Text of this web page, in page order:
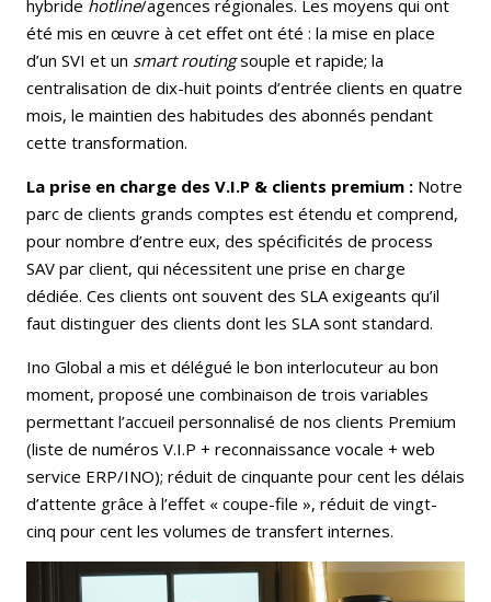
hybride hotline/agences régionales. Les moyens qui ont
été mis en œuvre à cet effet ont été : la mise en place
d’un SVI et un smart routingsouple et rapide; la
centralisation de dix-huit points d’entrée clients en quatre
mois, le maintien des habitudes des abonnés pendant
cette transformation.
La prise en charge des V.I.P & clients premium : Notre
parc de clients grands comptes est étendu et comprend,
pour nombre d’entre eux, des spécificités de process
SAV par client, qui nécessitent une prise en charge
dédiée. Ces clients ont souvent des SLA exigeants qu’il
faut distinguer des clients dont les SLA sont standard.
Ino Global a mis et délégué le bon interlocuteur au bon
moment, proposé une combinaison de trois variables
permettant l’accueil personnalisé de nos clients Premium
(liste de numéros V.I.P + reconnaissance vocale + web
service ERP/INO); réduit de cinquante pour cent les délais
d’attente grâce à l’effet « coupe-file », réduit de vingt-
cinq pour cent les volumes de transfert internes.